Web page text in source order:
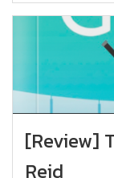
[Review]
Reid